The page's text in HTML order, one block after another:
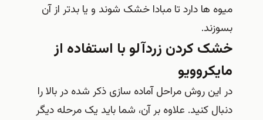
میوه ها دارد تا مبادا خشک شوند و یا بدتر از آن
بسوزند.
خشک کردن زردآلو با استفاده از
مایکروویو
در این روش مراحل آماده سازی ذکر شده در بالا را
دنبال کنید. علاوه بر آن، شما باید یک مرحله دیگر